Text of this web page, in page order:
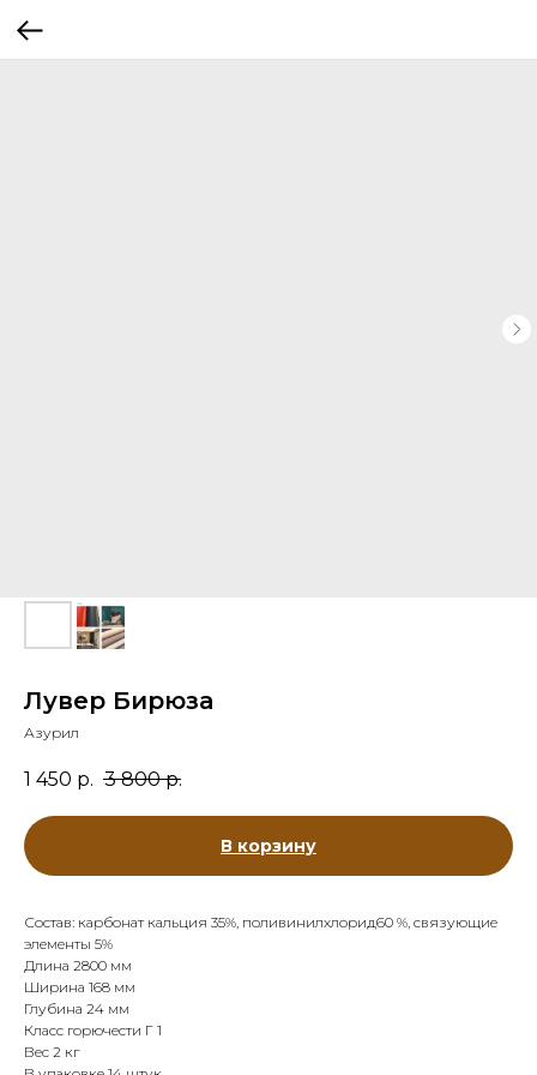
Лувер Бирюза
Азурил
1 450 р. 3 800 р.
В корзину
Состав: карбонат кальция 35%, поливинилхлорид60 %, связующие
элементы 5%
Длина 2800 мм
Ширина 168 мм
Глубина 24 мм
Класс горючести Г 1
Вес 2 кг